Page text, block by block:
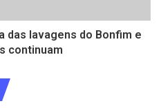
das lavagens do Bonfim e
continuam